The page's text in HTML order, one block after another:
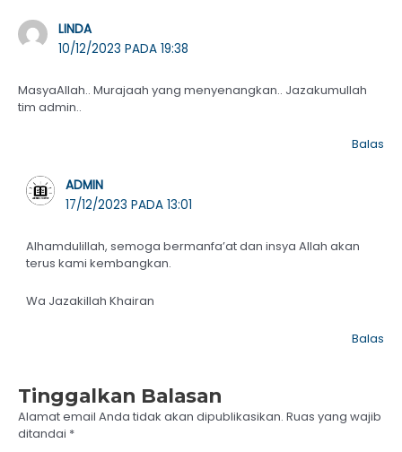
LINDA
10/12/2023 PADA 19:38
MasyaAllah.. Murajaah yang menyenangkan.. Jazakumullah
tim admin..
Balas
ADMIN
17/12/2023 PADA 13:01
Alhamdulillah, semoga bermanfa’at dan insya Allah akan
terus kami kembangkan.
Wa Jazakillah Khairan
Balas
Tinggalkan Balasan
Alamat email Anda tidak akan dipublikasikan. Ruas yang wajib
ditandai *